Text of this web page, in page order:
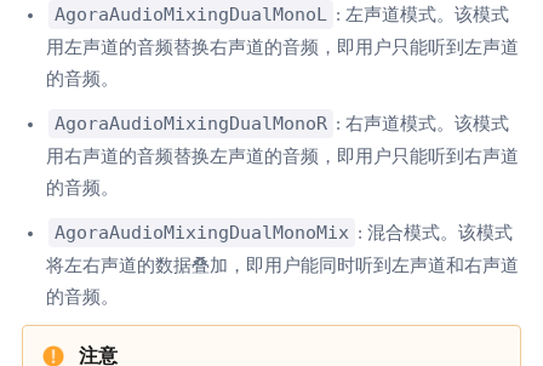
AgoraAudioMixingDualMonoL : 左声道模式。该模式
用左声道的音频替换右声道的音频，即用户只能听到左声道
的音频。
AgoraAudioMixingDualMonoR : 右声道模式。该模式
用右声道的音频替换左声道的音频，即用户只能听到右声道
的音频。
AgoraAudioMixingDualMonoMix : 混合模式。该模式
将左右声道的数据叠加，即用户能同时听到左声道和右声道
的音频。